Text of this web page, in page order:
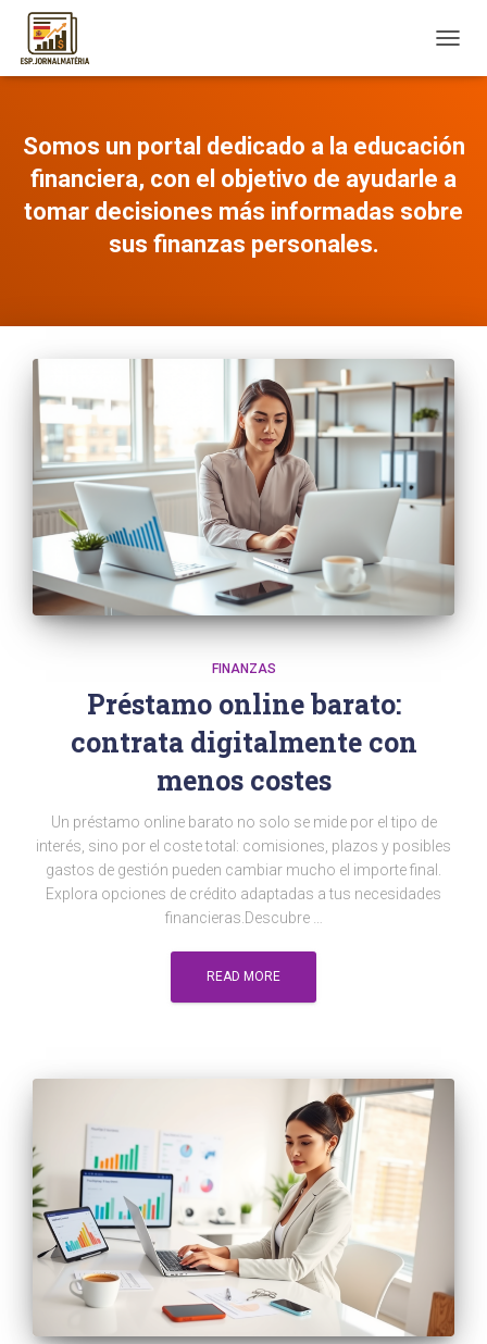
Somos un portal dedicado a la educación
financiera, con el objetivo de ayudarle a
tomar decisiones más informadas sobre
sus finanzas personales.
FINANZAS
Préstamo online barato:
contrata digitalmente con
menos costes
Un préstamo online barato no solo se mide por el tipo de
interés, sino por el coste total: comisiones, plazos y posibles
gastos de gestión pueden cambiar mucho el importe final.
Explora opciones de crédito adaptadas a tus necesidades
financieras.Descubre …
READ MORE